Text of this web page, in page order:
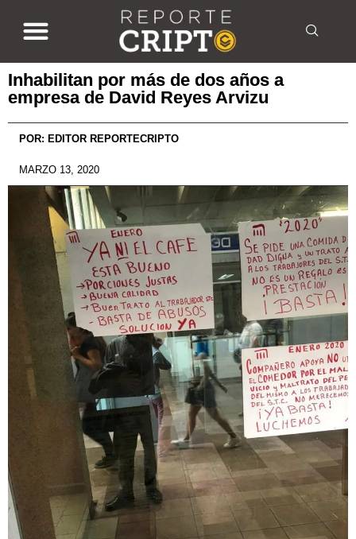
Inhabilitan por más de dos años a
empresa de David Reyes Arvizu
POR: EDITOR REPORTECRIPTO
MARZO 13, 2020